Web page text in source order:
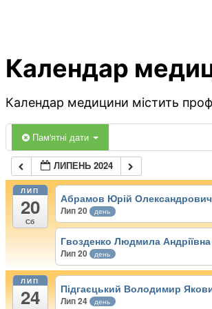
Календар
Календар медицини містить
Пам'ятні дати
ЛИПЕНЬ 2024
ЛИП
20
Сб
Абрамов Юрій
Лип 20 день
Гвозденко Людмила
Лип 20 день
ЛИП
24 Підгаєцький Володимир
Лип 24 день